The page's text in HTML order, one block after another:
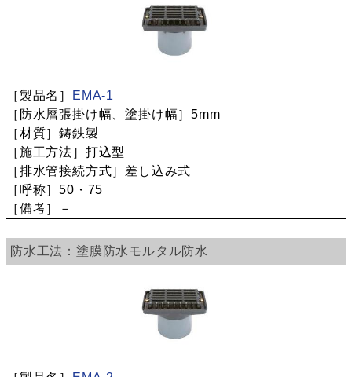
EMA-1
5mm
鋳鉄製
打込型
差し込み式
50・75
－
塗膜防水 モルタル防水